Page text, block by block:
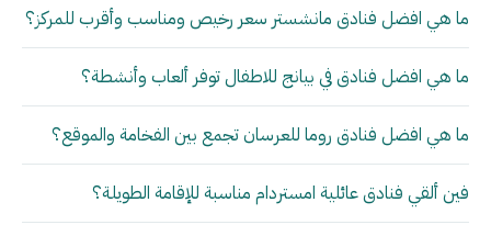
ما هي افضل فنادق مانشستر سعر رخيص ومناسب وأقرب للمركز؟
ما هي افضل فنادق في بيانج للاطفال توفر ألعاب وأنشطة؟
ما هي افضل فنادق روما للعرسان تجمع بين الفخامة والموقع؟
فين ألقي فنادق عائلية امستردام مناسبة للإقامة الطويلة؟